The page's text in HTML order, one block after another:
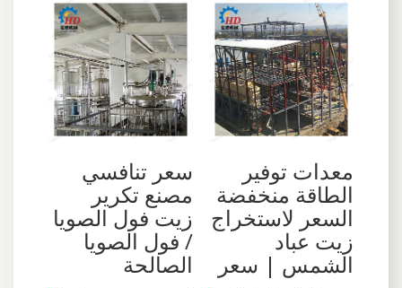
معدات توفير
الطاقة منخفضة
السعر لاستخراج
زيت عباد
الشمس | سعر
سعر تنافسي
مصنع تكرير
زيت فول الصويا
/ فول الصويا
الصالحة